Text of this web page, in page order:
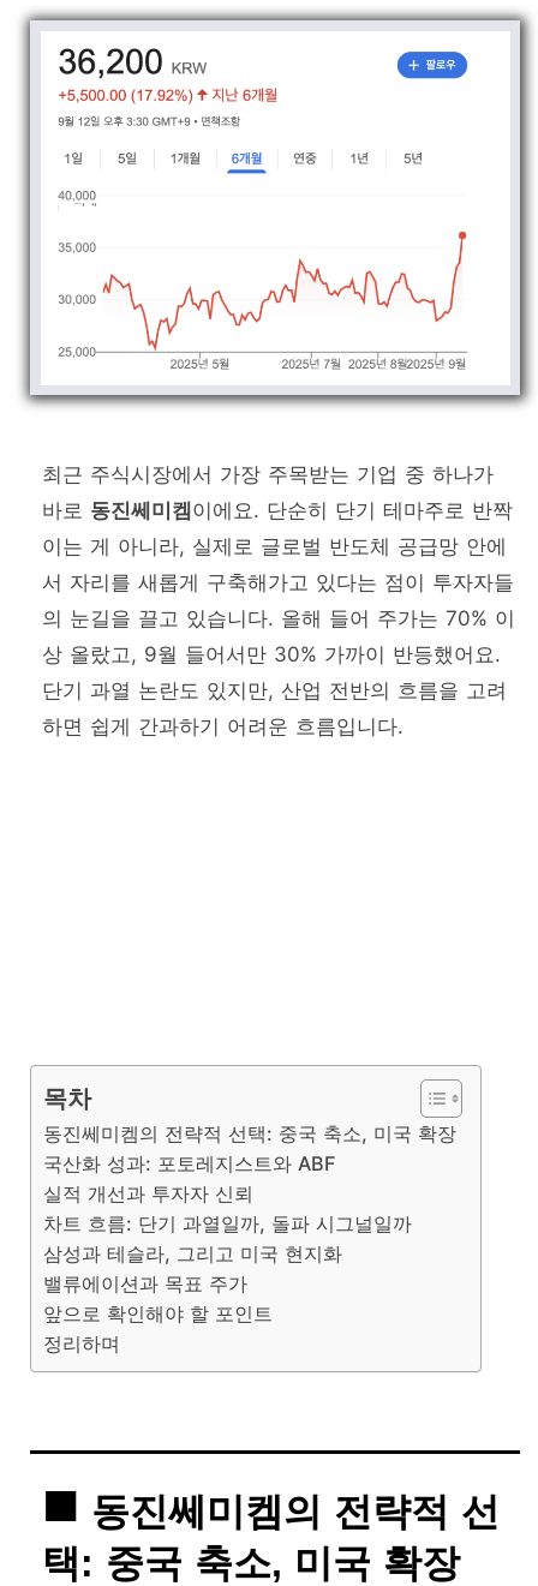
최근 주식시장에서 가장 주목받는 기업 중 하나가
바로 동진쎄미켐 이에요. 단순히 단기 테마주로 반짝
이는 게 아니라, 실제로 글로벌 반도체 공급망 안에
서 자리를 새롭게 구축해가고 있다는 점이 투자자들
의 눈길을 끌고 있습니다. 올해 들어 주가는 70% 이
상 올랐고, 9월 들어서만 30% 가까이 반등했어요.
단기 과열 논란도 있지만, 산업 전반의 흐름을 고려
하면 쉽게 간과하기 어려운 흐름입니다.
목차
동진쎄미켐의 전략적 선택: 중국 축소, 미국 확장
국산화 성과: 포토레지스트와 ABF
실적 개선과 투자자 신뢰
차트 흐름: 단기 과열일까, 돌파 시그널일까
삼성과 테슬라, 그리고 미국 현지화
밸류에이션과 목표 주가
앞으로 확인해야 할 포인트
정리하며
동진쎄미켐의 전략적 선
택: 중국 축소, 미국 확장